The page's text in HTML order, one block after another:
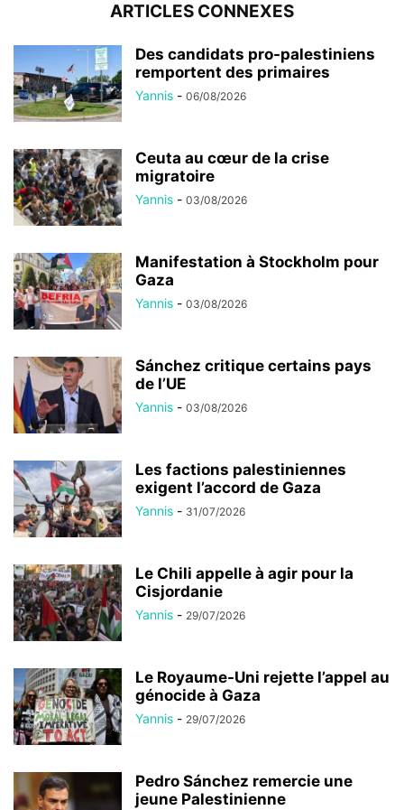
ARTICLES CONNEXES
Des candidats pro-palestiniens
remportent des primaires
Yannis - 06/08/2026
Ceuta au cœur de la crise
migratoire
Yannis - 03/08/2026
Manifestation à Stockholm pour
Gaza
Yannis - 03/08/2026
Sánchez critique certains pays
de l’UE
Yannis - 03/08/2026
Les factions palestiniennes
exigent l’accord de Gaza
Yannis - 31/07/2026
Le Chili appelle à agir pour la
Cisjordanie
Yannis - 29/07/2026
Le Royaume-Uni rejette l’appel au
génocide à Gaza
Yannis - 29/07/2026
Pedro Sánchez remercie une
jeune Palestinienne